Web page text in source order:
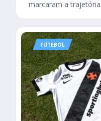
marcaram a
FUTEBOL